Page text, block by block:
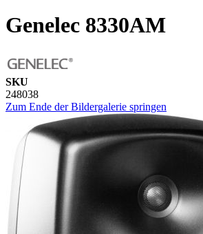
Genelec 8330AM
SKU
248038
Zum Ende der Bildergalerie springen